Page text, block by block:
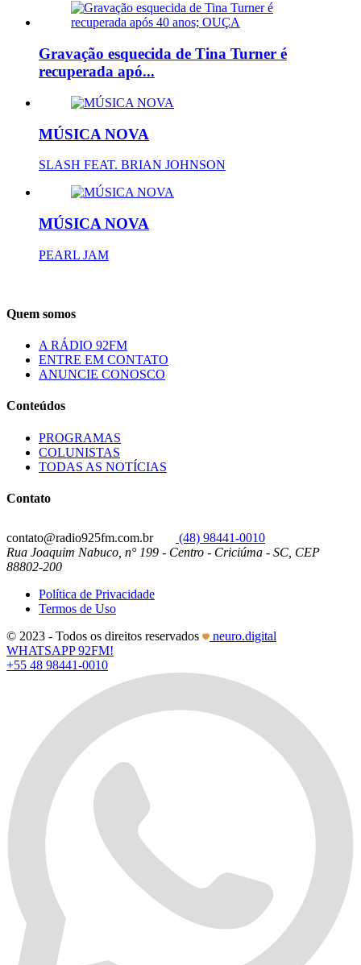
Gravação esquecida de Tina Turner é
recuperada apó...
MÚSICA NOVA
SLASH FEAT. BRIAN JOHNSON
MÚSICA NOVA
PEARL JAM
Quem somos
A RÁDIO 92FM
ENTRE EM CONTATO
ANUNCIE CONOSCO
Conteúdos
PROGRAMAS
COLUNISTAS
TODAS AS NOTÍCIAS
Contato
contato@radio925fm.com.br
(48) 98441-0010
Rua Joaquim Nabuco, n° 199 - Centro - Criciúma - SC, CEP
88802-200
Política de Privacidade
Termos de Uso
© 2023 - Todos os direitos reservados
neuro.digital
WHATSAPP 92FM!
+55 48 98441-0010